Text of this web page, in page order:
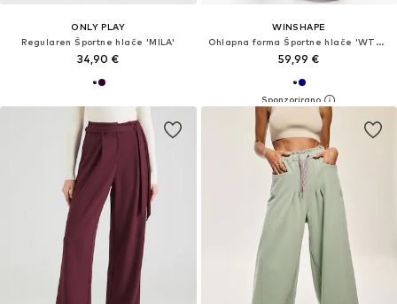
ONLY PLAY
Regularen Športne hlače 'MILA'
34,90 €
WINSHAPE
Ohlapna forma Športne hlače 'WTE9'
59,99 €